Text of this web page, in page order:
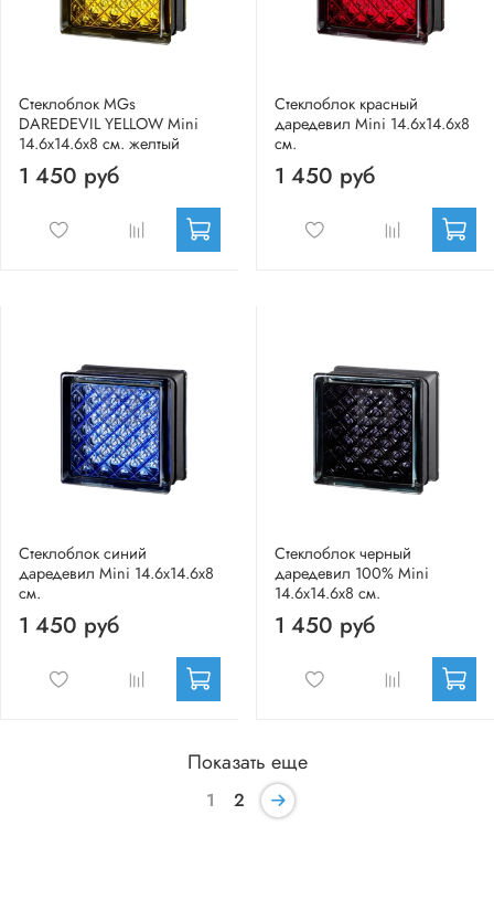
Стеклоблок MGs
DAREDEVIL YELLOW Mini
14.6x14.6x8 см. желтый
1 450 руб
Стеклоблок красный
даредевил Mini 14.6x14.6x8
см.
1 450 руб
Стеклоблок синий
даредевил Mini 14.6x14.6x8
см.
1 450 руб
Стеклоблок черный
даредевил 100% Mini
14.6x14.6x8 см.
1 450 руб
Показать еще
1 2